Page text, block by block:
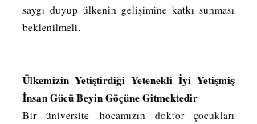
saygı duyup ülkenin gelişimine katkı sunması
beklenilmeli.
Ülkemizin Yetiştirdiği Yetenekli İyi Yetişmiş
İnsan Gücü Beyin Göçüne Gitmektedir
Bir üniversite hocamızın doktor çocukları